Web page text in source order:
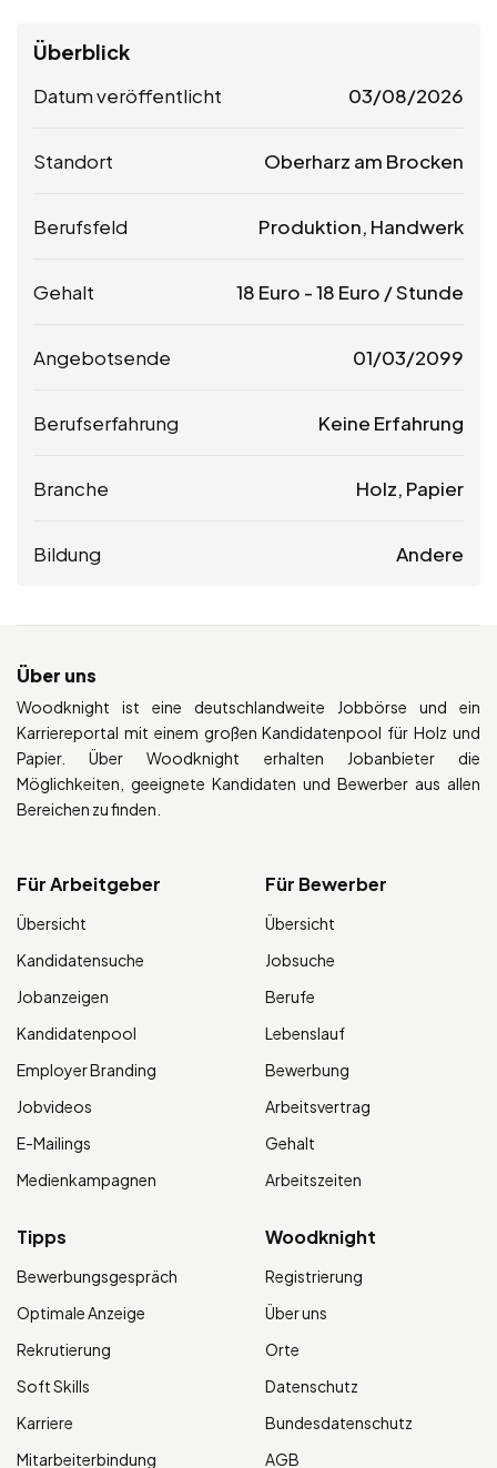
Überblick
Datum veröffentlicht 03/08/2026
Standort Oberharz am Brocken
Berufsfeld Produktion, Handwerk
Gehalt 18 Euro -18 Euro / Stunde
Angebotsende 01/03/2099
Berufserfahrung Keine Erfahrung
Branche Holz, Papier
Bildung Andere
Über uns
Woodknight ist eine deutschlandweite Jobbörse und ein
Karriereportal mit einem großen Kandidatenpool für Holz und
Papier. Über Woodknight erhalten Jobanbieter die
Möglichkeiten, geeignete Kandidaten und Bewerber aus allen
Bereichen zu finden.
Für Arbeitgeber
Übersicht
Kandidatensuche
Jobanzeigen
Kandidatenpool
Employer Branding
Jobvideos
E-Mailings
Medienkampagnen
Für Bewerber
Übersicht
Jobsuche
Berufe
Lebenslauf
Bewerbung
Arbeitsvertrag
Gehalt
Arbeitszeiten
Tipps
Bewerbungsgespräch
Optimale Anzeige
Rekrutierung
Soft Skills
Karriere
Mitarbeiterbindung
Woodknight
Registrierung
Über uns
Orte
Datenschutz
Bundesdatenschutz
AGB